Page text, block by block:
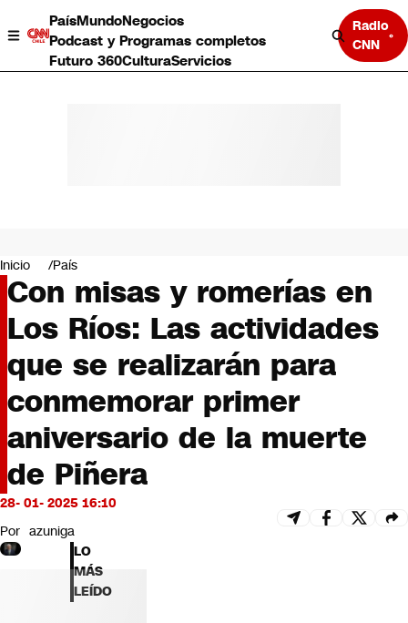
PaísMundoNegocios
Podcast y Programas completos
Futuro 360CulturaServicios
Radio
CNN
Negocios
Deportes
Programas completos
Cultura
Servicios
Bits
CNN Data
CNN tiempo
Futuro 360
Opinión
Inicio País
Con misas y romerías en
Los Ríos: Las actividades
que se realizarán para
conmemorar primer
aniversario de la muerte
de Piñera
28- 01- 2025 16:10
Por azuniga
LO
MÁS
LEÍDO